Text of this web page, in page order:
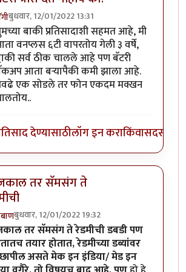
बुधवार, 12/01/2022 13:31
reply toमाझ्याकडे वन प्लस फाईव्ह टी
बाकी प्रतिसादाशी सहमत आहे, मी
वनप्लस ६टी वापरतोय गेली ३ वर्षे,
सर्व ठीक चालले आहे पण बॅटरी
आता बर्‍यापैकी कमी झाला आहे.
एक सोडले तर फोन एकदम मक्खन
देण्यासाठीलॉग इन कराकिंवासदस्य व्हा
तर सॅमसंग ते
बुधवार, 12/01/2022 19:32
toअसंच काही नाहीbyजेम्स वांड
तर सॅमसंग ते रेडमीची डबडी पण
तयार होतात, रेडमीच्या डब्यांवर
असते मेक इन इंडिया/ मेड इन